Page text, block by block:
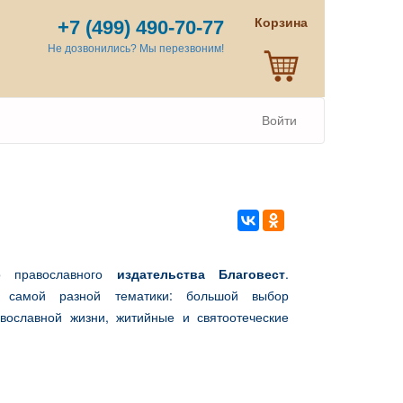
+7 (499) 490-70-77
Не дозвонились? Мы перезвоним!
Корзина
Войти
издательства Благовест.
самой разной тематики: большой выбор
жизни, житийные и святоотеческие